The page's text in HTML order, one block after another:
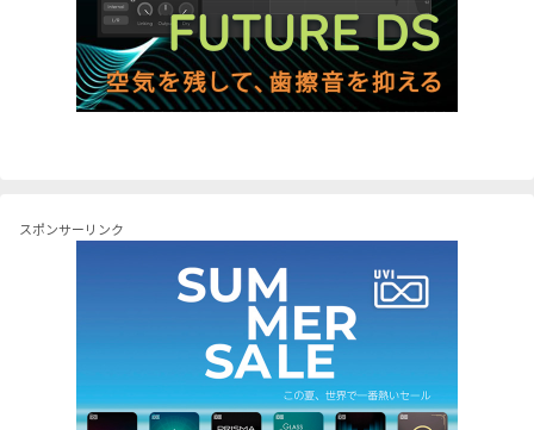
スポンサーリンク